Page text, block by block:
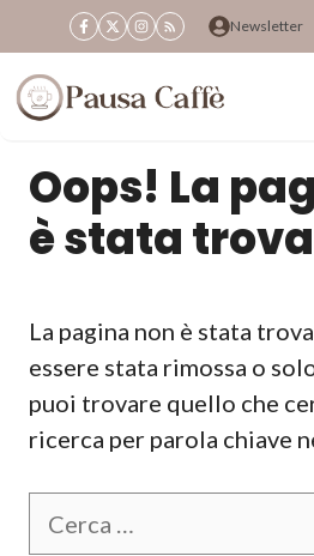
al
contenuto
Newsletter
Oops! La
è stata
La pagina non è stata
essere stata rimossa o
puoi trovare quello che
ricerca per parola chiave
Ricerca